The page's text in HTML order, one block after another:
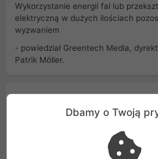
Wykorzystanie energii fal lub
elektryczną w dużych ilościach
wyzwaniem
- powiedział Greentech Media,
Patrik Möller.
Podoba się ci artykuł?
Dodaj pierwszą opinię: Wielka
Dbamy o Twoją